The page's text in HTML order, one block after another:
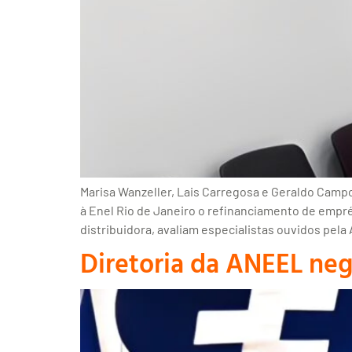
Marisa Wanzeller, Lais Carregosa e Geraldo
à Enel Rio de Janeiro o refinanciamento de
distribuidora, avaliam especialistas ouvidos
Diretoria da ANEEL